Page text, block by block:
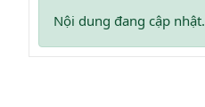
Nội dung đang cập nhật.